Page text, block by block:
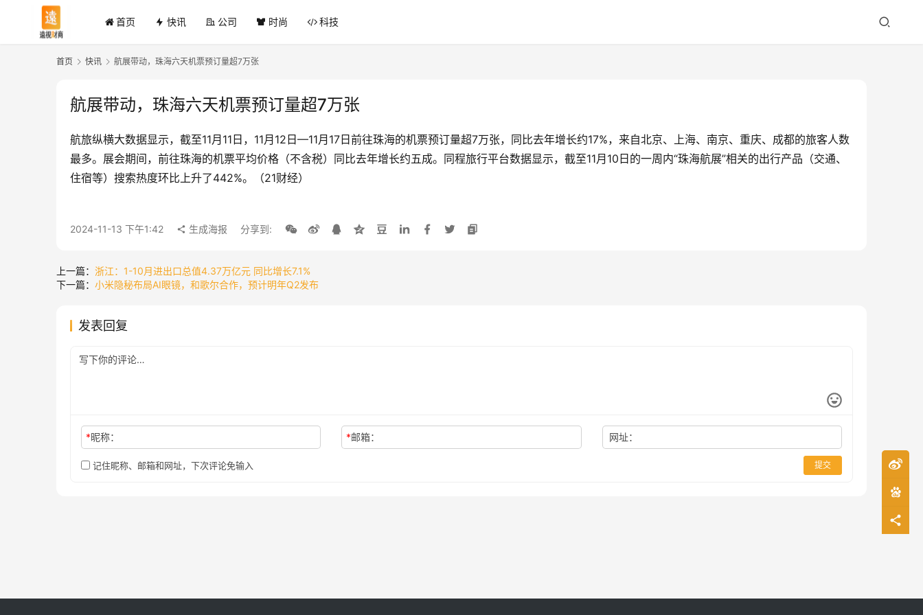
首页 快讯 公司 时尚 科技
首页 快讯 航展带动，珠海六天机票预订量超7万张
航展带动，珠海六天机票预订量超7万张
航旅纵横大数据显示，截至11月11日，11月12日—11月17日前往珠海的机票预订量超7万张，同比去年增长约17%，来自北京、上海、南京、重庆、成都的旅客人数
最多。展会期间，前往珠海的机票平均价格（不含税）同比去年增长约五成。同程旅行平台数据显示，截至11月10日的一周内“珠海航展”相关的出行产品（交通、
住宿等）搜索热度环比上升了442%。（21财经）
2024-11-13 下午1:42 生成海报 分享到:
上一篇： 浙江：1-10月进出口总值4.37万亿元 同比增长7.1%
下一篇： 小米隐秘布局AI眼镜，和歌尔合作，预计明年Q2发布
发表回复
*昵称： *邮箱： 网址：
记住昵称、邮箱和网址，下次评论免输入 提交